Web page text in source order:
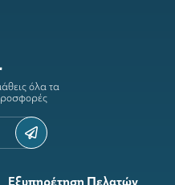
όλα τα
Εξυπηρέτηση Πελατών